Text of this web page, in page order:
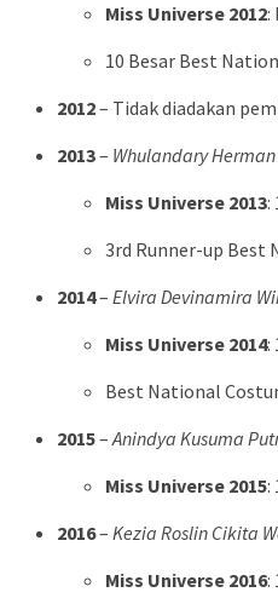
Miss Universe 2012:
10 Besar Best
2012– Tidak diadakan
2013– Whulandary Herman
Miss Universe 2013:
3rd Runner-up Best
2014– Elvira Devinamira
Miss Universe 2014:
Best National
2015–Anindya Kusuma
Miss Universe 2015:
2016– Kezia Roslin Cikita
Miss Universe 2016: